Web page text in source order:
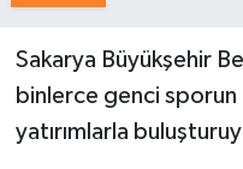
Sakarya Büyükşehir
binlerce genci sporun
yatırımlarla